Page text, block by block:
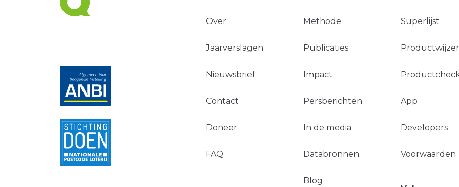
Over
Jaarverslagen
Nieuwsbrief
Contact
Doneer
FAQ
Methode
Publicaties
Impact
Persberichten
In de media
Databronnen
Blog
Superlijst
App
Developers
Voorwaarden